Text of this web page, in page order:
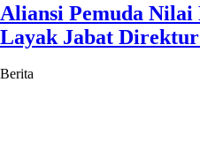
Aliansi Pemuda Nilai
Layak Jabat
Berita